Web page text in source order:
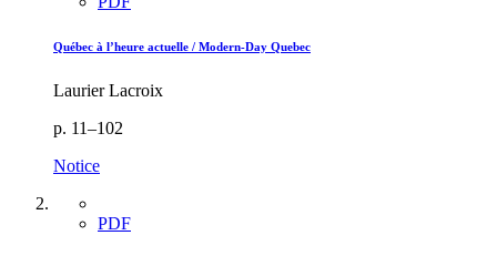
Québec à l’heure actuelle / Modern-Day Quebec
Laurier Lacroix
p. 11–102
Notice
PDF